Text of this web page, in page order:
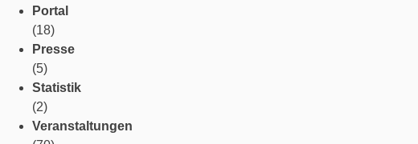
Portal
(18)
Presse
(5)
Statistik
(2)
Veranstaltungen